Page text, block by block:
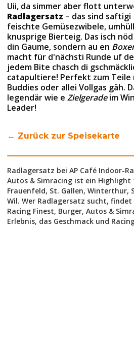
Uii, da simmer aber flott
Radlagersatz – das sind saftigi
feischte Gemüsezwibele,
knusprige Bierteig. Das isch
din Gaume, sondern au en
macht für d'nächsti Runde uf
jedem Bite chasch di
catapultiere! Perfekt zum Teile
Buddies oder allei Vollgas gäh.
legendär wie e Zielgeradeim
Leader!
← Zurück zur Speisekarte
Radlagersatz bei AP Café Indoor-
Autos & Simracing ist ein Highlight
Frauenfeld, St. Gallen, Winterthur,
Wil. Wer Radlagersatz sucht, findet
Racing Finest, Burger, Autos &
Erlebnis, das Geschmack und